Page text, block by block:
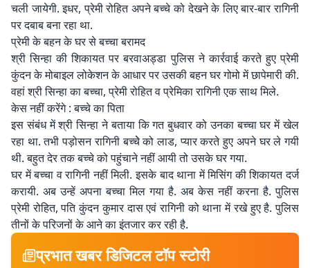
चली जायेगी. इधर, प्रेमी रोहित अपने बच्चे को देखने के लिए बार-बार रागिनी
पर दबाब बना रहा था.
प्रेमी के बहन के घर से बच्चा बरामद
श्री सिन्हा की शिकायत पर बरवाअड्डा पुलिस ने कार्रवाई करते हुए प्रेमी
कुंदन के मोबाइल लोकेशन के आधार पर उसकी बहन घर गोमो में छापेमारी की.
वहां श्री सिन्हा का बच्चा, प्रेमी रोहित व प्रेमिका रागिनी एक साथ मिले.
केस नहीं करेंगे : बच्चे का पिता
इस संबंध में श्री सिन्हा ने बताया कि गत बुधवार को उनका बच्चा घर में खेल
रहा था. तभी पड़ोसन रागिनी बच्चेे को लाड, प्यार करते हुए अपने घर ले गयी
थी. बहुत देर तक बच्चे को पहुंचाने नहीं आयी तो उसके घर गया.
घर में बच्चा व रागिनी नहीं मिली. इसके बाद थाना में मिसिंग की शिकायत दर्ज
करायी. अब उन्हें अपना बच्चा मिल गया है. अब केस नहीं करना है. पुलिस
प्रेमी रोहित, पति कुंदन कुमार दास एवं रागिनी को थाना में रखे हुए है. पुलिस
तीनों के परिजनों के आने का इंतजार कर रही है.
प्रभात खबर डिजिटल टॉप स्टोरी